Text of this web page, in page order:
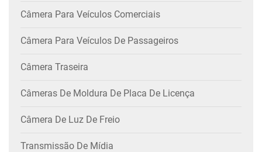
Câmera Para Veículos Comerciais
Câmera Para Veículos De Passageiros
Câmera Traseira
Câmeras De Moldura De Placa De Licença
Câmera De Luz De Freio
Transmissão De Mídia